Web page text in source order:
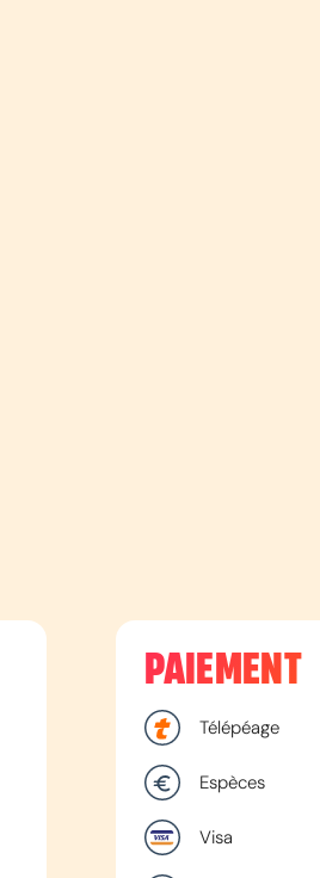
PAIEMENT
Télépéage
Espèces
Visa